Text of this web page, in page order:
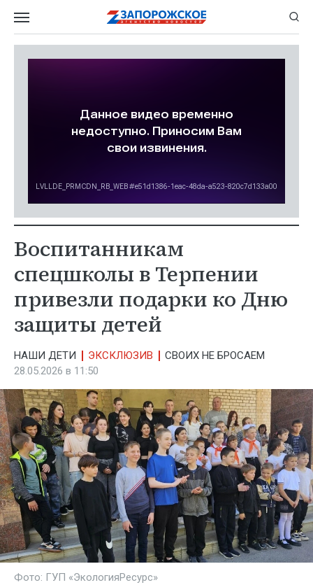
Воспитанникам
спецшколы в Терпении
привезли подарки ко Дню
защиты детей
НАШИ ДЕТИ ЭКСКЛЮЗИВ
СВОИХ НЕ БРОСАЕМ
28.05.2026 в 11:50
Фото: ГУП «ЭкологияРесурс»